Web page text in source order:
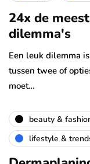
24x de
dilemma's
Een leuk dilemma
tussen twee of
moet…
beauty &
lifestyle &